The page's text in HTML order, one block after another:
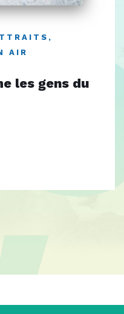
,
AIR
les gens du